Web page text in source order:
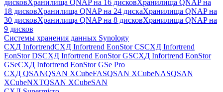
дисковХранилища QNAP на 16 дисковХранилища QNAP на
18 дисковХранилища QNAP на 24 дискаХранилища QNAP на
30 дисковХранилища QNAP на 8 дисковХранилища QNAP на
9 дисков
Системы хранения данных Synology
СХД InfortrendСХД Infortrend EonStor CSСХД Infortrend
EonStor DSСХД Infortrend EonStor GSСХД Infortrend EonStor
GSeСХД Infortrend EonStor GSe Pro
СХД QSANQSAN XCubeFASQSAN XCubeNASQSAN
XCubeNXTQSAN XCubeSAN